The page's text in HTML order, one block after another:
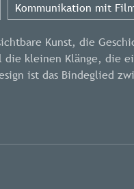
Kommunikation mit
Kunst, die
kleinen Klänge, die
ist das Bindeglied